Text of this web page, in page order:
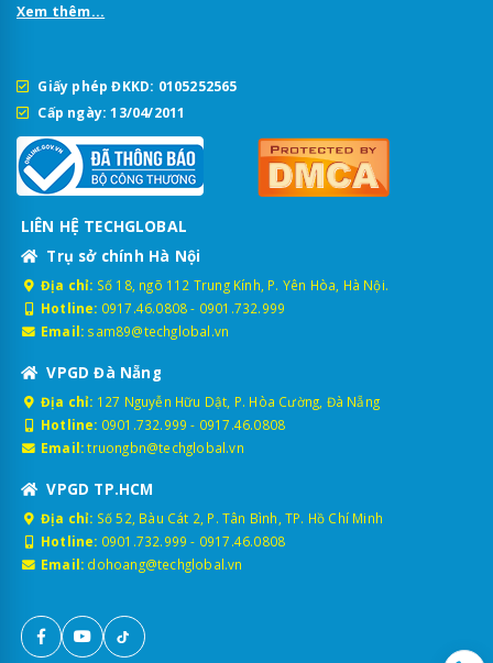
Xem thêm...
Giấy phép ĐKKD: 0105252565
Cấp ngày: 13/04/2011
LIÊN HỆ TECHGLOBAL
Trụ sở chính Hà Nội
Địa chỉ: Số 18, ngõ 112 Trung Kính, P. Yên Hòa, Hà Nội.
Hotline: 0917.46.0808- 0901.732.999
Email: sam89@techglobal.vn
VPGD Đà Nẵng
Địa chỉ: 127 Nguyễn Hữu Dật, P. Hòa Cường, Đà Nẵng
Hotline: 0901.732.999 - 0917.46.0808
Email: truongbn@techglobal.vn
VPGD TP.HCM
Địa chỉ: Số 52, Bàu Cát 2, P. Tân Bình, TP. Hồ Chí Minh
Hotline: 0901.732.999 - 0917.46.0808
Email: dohoang@techglobal.vn